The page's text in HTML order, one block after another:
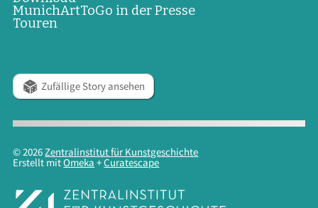
MunichArtToGo in der Presse
Touren
Zufällige Story ansehen
© 2026Zentralinstitut für Kunstgeschichte
Erstellt mitOmeka +Curatescape